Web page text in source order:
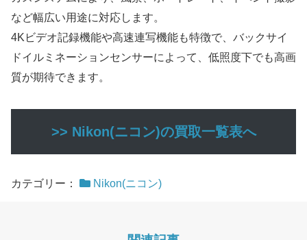
など幅広い用途に対応します。
4Kビデオ記録機能や高速連写機能も特徴で、バックサイ
ドイルミネーションセンサーによって、低照度下でも高画
質が期待できます。
>> Nikon(ニコン)の買取一覧表へ
カテゴリー： Nikon(ニコン)